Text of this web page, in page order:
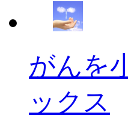
がんを
ックス